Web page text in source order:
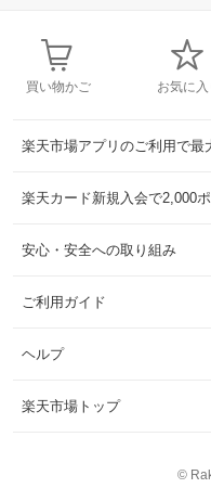
買い物かご お気に入
楽天市場アプリのご利用で最
楽天カード新規入会で2,000
安心・安全への取り組み
ご利用ガイド
ヘルプ
楽天市場トップ
©